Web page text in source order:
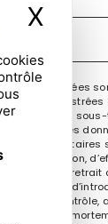
X
communiquées
sont
à et ses
message. Les
destinataires
de rectification,
de retrait
et du droit
de contrôle,
post-